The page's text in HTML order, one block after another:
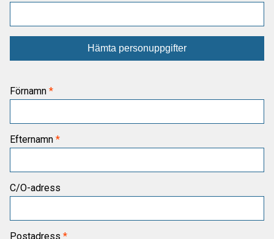
Hämta personuppgifter
Förnamn
Efternamn
C/O-adress
Postadress